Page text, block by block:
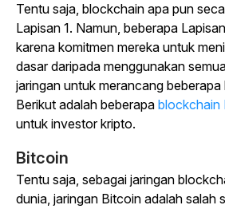
Tentu saja, blockchain apa pun
Lapisan 1. Namun, beberapa
karena komitmen mereka untuk
dasar daripada menggunakan
jaringan untuk merancang beberapa
Berikut adalah beberapa blockchain
untuk investor kripto.
Bitcoin
Tentu saja, sebagai jaringan
dunia, jaringan Bitcoin adalah salah